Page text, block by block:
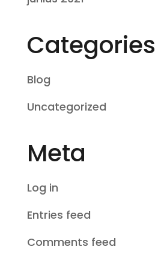
Categories
Blog
Uncategorized
Meta
Log in
Entries feed
Comments feed